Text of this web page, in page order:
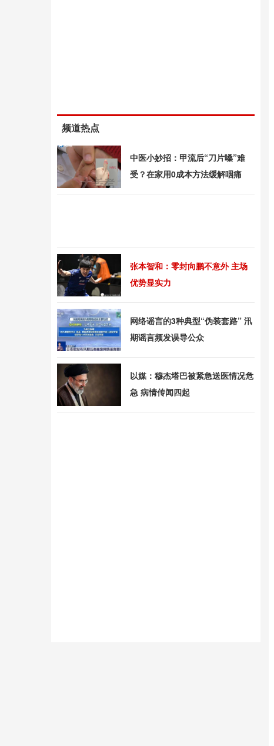
频道热点
中医小妙招：甲流后“刀片嗓”难
受？在家用0成本方法缓解咽痛
张本智和：零封向鹏不意外 主场
优势显实力
网络谣言的3种典型“伪装套路” 汛
期谣言频发误导公众
以媒：穆杰塔巴被紧急送医情况危
急 病情传闻四起